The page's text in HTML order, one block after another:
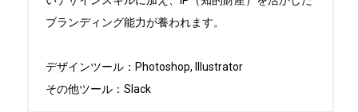
ブランディング能力が養われます。
デザインツール：Photoshop, Illustrator
その他ツール：Slack